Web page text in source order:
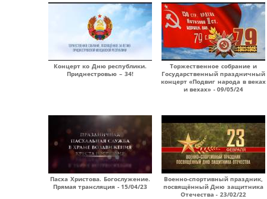
Концерт ко Дню республики.
Приднестровью – 34!
Торжественное собрание и
Государственный праздничный
концерт «Подвиг народа в веках
и вехах» - 09/05/24
Пасха Христова. Богослужение.
Прямая трансляция - 15/04/23
Военно-спортивный праздник,
посвящённый Дню защитника
Отечества - 23/02/22